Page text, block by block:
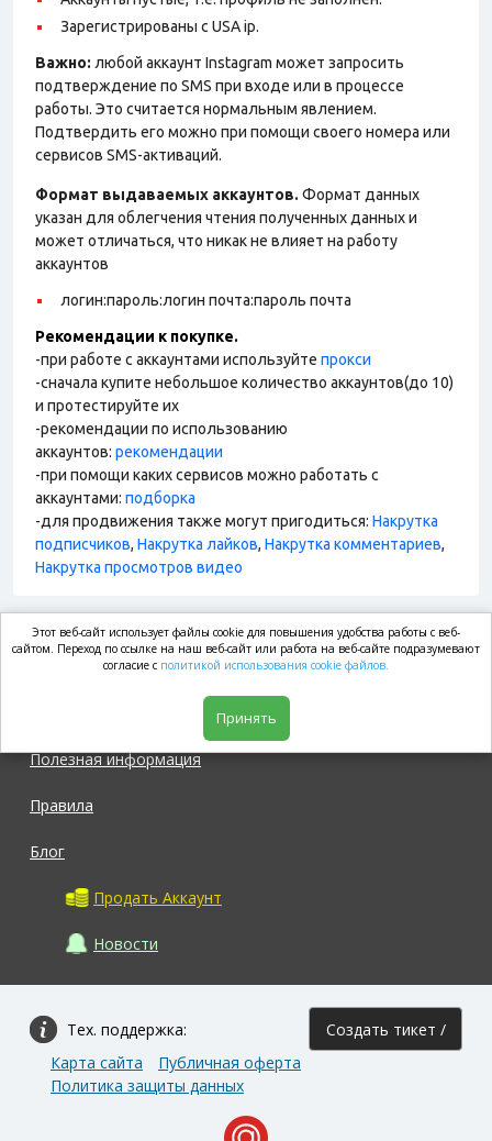
Зарегистрированы с USA ip.
Важно: любой аккаунт Instagram может запросить
подтверждение по SMS при входе или в процессе
работы. Это считается нормальным явлением.
Подтвердить его можно при помощи своего номера или
сервисов SMS-активаций.
Формат выдаваемых аккаунтов. Формат данных
указан для облегчения чтения полученных данных и
может отличаться, что никак не влияет на работу
аккаунтов
логин:пароль:логин почта:пароль почта
Рекомендации к покупке.
-при работе с аккаунтами используйте прокси
-сначала купите небольшое количество аккаунтов(до 10)
и протестируйте их
-рекомендации по использованию
аккаунтов: рекомендации
-при помощи каких сервисов можно работать с
аккаунтами: подборка
-для продвижения также могут пригодиться: Накрутка
подписчиков, Накрутка лайков, Накрутка комментариев,
Накрутка просмотров видео
market.com
Полезная информация
Правила
Блог
Продать Аккаунт
Новости
Тех. поддержка: Создать тикет /
Карта сайта
Публичная оферта
Политика защиты данных
Этот веб-сайт использует файлы cookie для повышения удобства работы с веб-
сайтом. Переход по ссылке на наш веб-сайт или работа на веб-сайте подразумевают
согласие с политикой использования cookie файлов.
Принять